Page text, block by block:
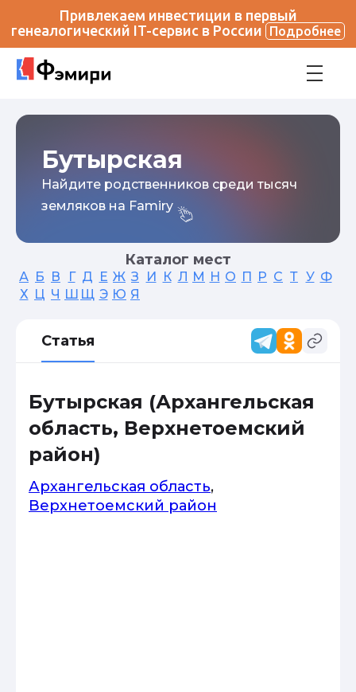
Привлекаем инвестиции в первый
генеалогический IT-сервис в России
Подробнее
Бутырская
Найдите родственников среди тысяч
земляков на Famiry
Каталог мест
А Б В Г Д Е Ж З И К Л М Н О П Р С Т У Ф
Х Ц Ч Ш Щ Э Ю Я
Статья
Бутырская (Архангельская
область, Верхнетоемский
район)
Архангельская область,
Верхнетоемский район